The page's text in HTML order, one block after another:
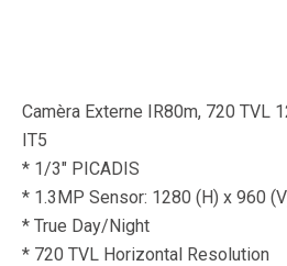
Camèra Externe IR80m, 720 TVL
IT5
* 1/3″ PICADIS
* 1.3MP Sensor: 1280 (H) x 960
* True Day/Night
* 720 TVL Horizontal Resolution